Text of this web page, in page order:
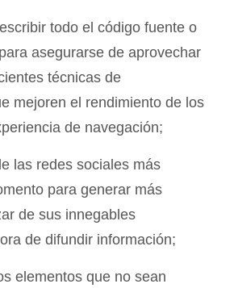
todo el código fuente o
asegurarse de aprovechar
técnicas de
mejoren el rendimiento de los
de navegación;
las redes sociales más
para generar más
de sus innegables
de difundir información;
elementos que no sean